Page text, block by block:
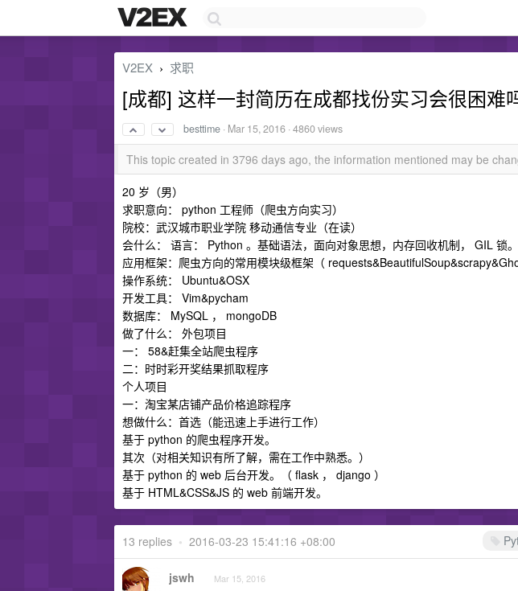
V2EX › 求职
[成都] 这样一封简历在成都找份实习会很困难
besttime · Mar 15, 2016 · 4860 views
This topic created in 3796 days ago, the information mentioned may be
20 岁（男）
求职意向： python 工程师（爬虫方向实习）
院校：武汉城市职业学院 移动通信专业（在读）
会什么： 语言： Python 。基础语法，面向对象思想，内存回收机制， GIL 锁。
应用框架：爬虫方向的常用模块级框架（
操作系统： Ubuntu&OSX
开发工具： Vim&pycham
数据库： MySQL ， mongoDB
做了什么： 外包项目
一： 58&赶集全站爬虫程序
二：时时彩开奖结果抓取程序
个人项目
一：淘宝某店铺产品价格追踪程序
想做什么：首选（能迅速上手进行工作）
基于 python 的爬虫程序开发。
其次（对相关知识有所了解，需在工作中熟悉。）
基于 python 的 web 后台开发。（ flask ， django ）
基于 HTML&CSS&JS 的 web 前端开发。
13 replies • 2016-03-23 15:41:16 +08:00
jswh Mar 15, 2016